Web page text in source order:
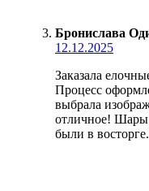
Бронислава
12.12.2025
Заказала
Процесс
выбрала
отличное! Шары
были в